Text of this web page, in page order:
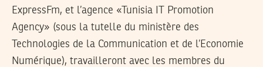
ExpressFm, et l’agence «Tunisia IT Promotion
Agency» (sous la tutelle du ministère des
Technologies de la Communication et de l’Economie
Numérique), travailleront avec les membres du